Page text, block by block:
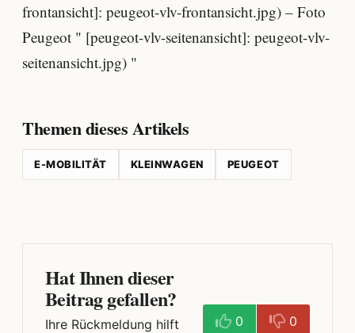
frontansicht]: peugeot-vlv-frontansicht.jpg) – Foto
Peugeot " [peugeot-vlv-seitenansicht]: peugeot-vlv-
seitenansicht.jpg) "
Themen dieses Artikels
E-MOBILITÄT KLEINWAGEN PEUGEOT
Hat Ihnen dieser
Beitrag gefallen?
Ihre Rückmeldung hilft
0 0